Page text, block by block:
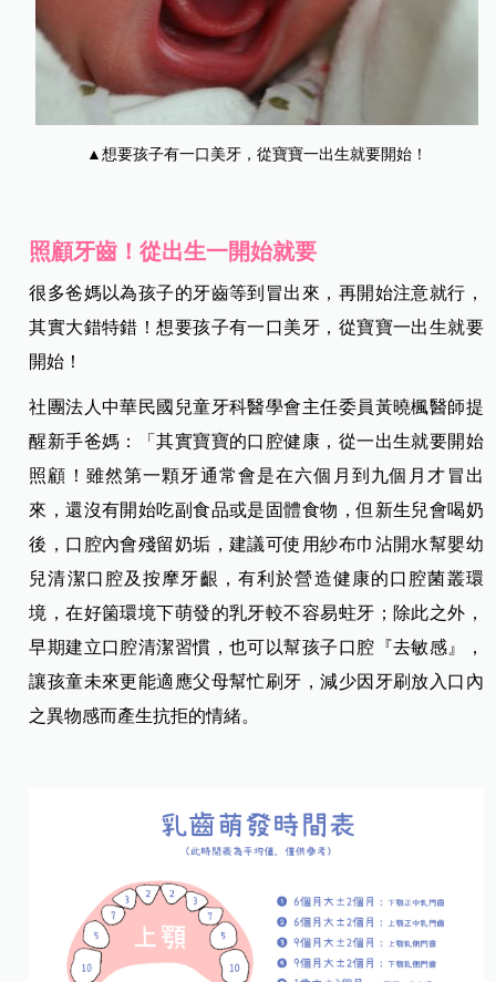
▲想要孩子有一口美牙，從寶寶一出生就要開始！
照顧牙齒！從出生一開始就要
很多爸媽以為孩子的牙齒等到冒出來，再開始注意就行，
其實大錯特錯！想要孩子有一口美牙，從寶寶一出生就要
開始！
社團法人中華民國兒童牙科醫學會主任委員黃曉楓醫師提
醒新手爸媽：「其實寶寶的口腔健康，從一出生就要開始
照顧！雖然第一顆牙通常會是在六個月到九個月才冒出
來，還沒有開始吃副食品或是固體食物，但新生兒會喝奶
後，口腔內會殘留奶垢，建議可使用紗布巾沾開水幫嬰幼
兒清潔口腔及按摩牙齦，有利於營造健康的口腔菌叢環
境，在好箘環境下萌發的乳牙較不容易蛀牙；除此之外，
早期建立口腔清潔習慣，也可以幫孩子口腔『去敏感』，
讓孩童未來更能適應父母幫忙刷牙，減少因牙刷放入口內
之異物感而產生抗拒的情緒。